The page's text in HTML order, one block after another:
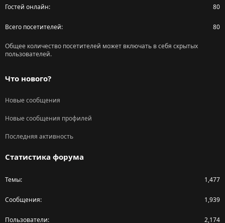
Гостей онлайн 80
Всего посетителей 80
Общее количество посетителей может включать в себя скрытых
пользователей.
Что нового?
Новые сообщения
Новые сообщения профилей
Последняя активность
Статистика форума
Темы 1,477
Сообщения 1,939
Пользователи 2,174